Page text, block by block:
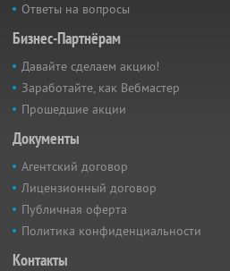
Ответы на вопросы
Бизнес-Партнёрам
Давайте сделаем акцию!
Заработайте, как Вебмастер
Прошедшие акции
Документы
Агентский договор
Лицензионный договор
Публичная оферта
Политика конфиденциальности
Контакты